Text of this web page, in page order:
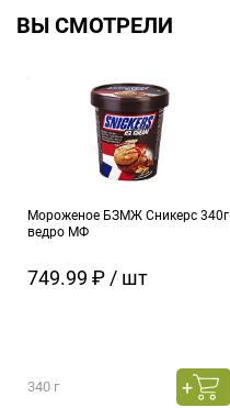
ВЫ СМОТРЕЛИ
Мороженое БЗМЖ Сникерс 340г
ведро МФ
749.99 ₽ / шт
340 г